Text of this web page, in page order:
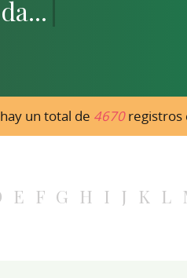
un total de 4670registros
E F G H I J K L